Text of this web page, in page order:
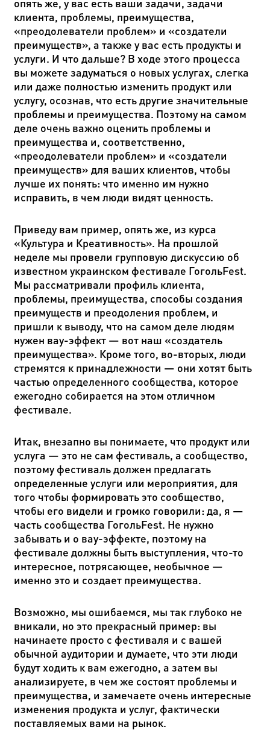
клиента, проблемы, преимущества,
«преодолеватели проблем» и «создатели
преимуществ», а также у вас есть продукты и
услуги. И что дальше? В ходе этого процесса
вы можете задуматься о новых услугах, слегка
или даже полностью изменить продукт или
услугу, осознав, что есть другие значительные
проблемы и преимущества. Поэтому на самом
деле очень важно оценить проблемы и
преимущества и, соответственно,
«преодолеватели проблем» и «создатели
преимуществ» для ваших клиентов, чтобы
лучше их понять: что именно им нужно
исправить, в чем люди видят ценность.
Приведу вам пример, опять же, из курса
«Культура и Креативность». На прошлой
неделе мы провели групповую дискуссию об
известном украинском фестивале ГогольFest.
Мы рассматривали профиль клиента,
проблемы, преимущества, способы создания
преимуществ и преодоления проблем, и
пришли к выводу, что на самом деле людям
нужен вау-эффект — вот наш «создатель
преимущества». Кроме того, во-вторых, люди
стремятся к принадлежности — они хотят быть
частью определенного сообщества, которое
ежегодно собирается на этом отличном
фестивале.
Итак, внезапно вы понимаете, что продукт или
услуга — это не сам фестиваль, а сообщество,
поэтому фестиваль должен предлагать
определенные услуги или мероприятия, для
того чтобы формировать это сообщество,
чтобы его видели и громко говорили: да, я —
часть сообщества ГогольFest. Не нужно
забывать и о вау-эффекте, поэтому на
фестивале должны быть выступления, что-то
интересное, потрясающее, необычное —
именно это и создает преимущества.
Возможно, мы ошибаемся, мы так глубоко не
вникали, но это прекрасный пример: вы
начинаете просто с фестиваля и с вашей
обычной аудитории и думаете, что эти люди
будут ходить к вам ежегодно, а затем вы
анализируете, в чем же состоят проблемы и
преимущества, и замечаете очень интересные
изменения продукта и услуг, фактически
поставляемых вами на рынок.